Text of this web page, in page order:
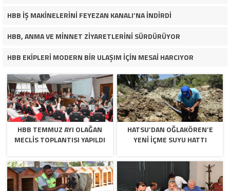
HBB İŞ MAKİNELERİNİ FEYEZAN KANALI’NA İNDİRDİ
HBB, ANMA VE MİNNET ZİYARETLERİNİ SÜRDÜRÜYOR
HBB EKİPLERİ MODERN BİR ULAŞIM İÇİN MESAİ HARCIYOR
HBB TEMMUZ AYI OLAĞAN
MECLİS TOPLANTISI YAPILDI
HATSU’DAN OĞLAKÖREN’E
YENİ İÇME SUYU HATTI